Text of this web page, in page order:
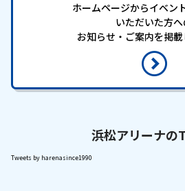
ホームページからイベン
いただいた方へ
お知らせ・ご案内を掲
浜松アリーナの
Tweets by harenasince1990